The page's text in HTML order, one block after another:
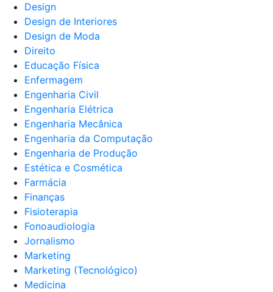
Design
Design de Interiores
Design de Moda
Direito
Educação Física
Enfermagem
Engenharia Civil
Engenharia Elétrica
Engenharia Mecânica
Engenharia da Computação
Engenharia de Produção
Estética e Cosmética
Farmácia
Finanças
Fisioterapia
Fonoaudiologia
Jornalismo
Marketing
Marketing (Tecnológico)
Medicina